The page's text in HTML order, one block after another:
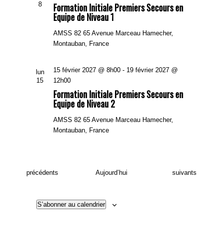
8
Formation Initiale Premiers Secours en
Equipe de Niveau 1
AMSS 8265 Avenue Marceau Hamecher,
Montauban, France
lun
15
Formation Initiale Premiers Secours en
Equipe de Niveau 2
15 février 2027 @ 8h00 - 19 février 2027 @
12h00
AMSS 8265 Avenue Marceau Hamecher,
Montauban, France
Évènements
précédents Aujourd’hui Évènements
suivants
S’abonner au calendrier